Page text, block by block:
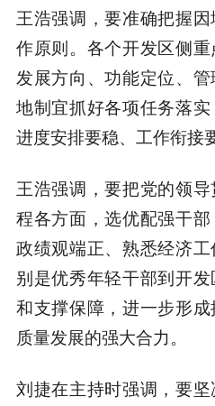
王浩强调，要准确把握
作原则。各个开发区侧
发展方向、功能定位、
地制宜抓好各项任务落实
进度安排要稳、工作衔接
王浩强调，要把党的领
程各方面，选优配强干部
政绩观端正、熟悉经济
别是优秀年轻干部到开
和支撑保障，进一步形
质量发展的强大合力。
刘捷在主持时强调，要